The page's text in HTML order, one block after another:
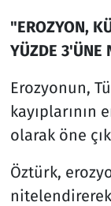
"EROZYON,
YÜZDE 3'ÜNE
Erozyonun,
olarak öne
Öztürk,